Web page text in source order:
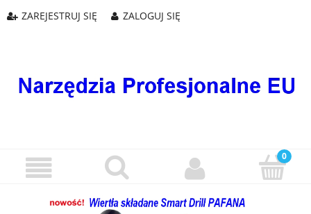
ZAREJESTRUJ SIĘ ZALOGUJ SIĘ